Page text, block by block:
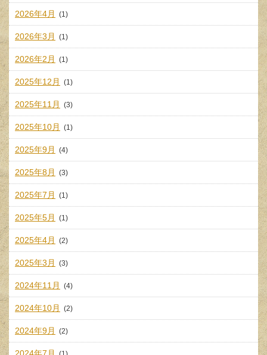
2026年4月 (1)
2026年3月 (1)
2026年2月 (1)
2025年12月 (1)
2025年11月 (3)
2025年10月 (1)
2025年9月 (4)
2025年8月 (3)
2025年7月 (1)
2025年5月 (1)
2025年4月 (2)
2025年3月 (3)
2024年11月 (4)
2024年10月 (2)
2024年9月 (2)